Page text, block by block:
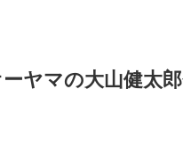
ヤマの大山健太